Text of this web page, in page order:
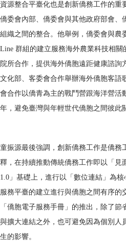
資源整合平臺化也是創新僑務工作的重
僑委會內部、僑委會與其他政府部會、
組織之間的整合。他舉例，僑委會與農
Line 群組的建立服務海外農業科技相
院所合作，提供海外僑胞遠距健康諮詢
文化部、客委會合作舉辦海外僑胞客語
會合作以僑青為主的戰鬥營跟海洋營活
年，避免臺灣與年輕世代僑胞之間彼此
童振源最後強調，創新僑務工作是僑務
釋，在持續推動傳統僑務工作即以「見
1.0」基礎上，進行以「數位連結」為
服務平臺的建立進行與僑胞之間有序的
「僑胞電子服務手冊」的推出，除了
與擴大連結之外，也可避免因為個別人
生的影響。